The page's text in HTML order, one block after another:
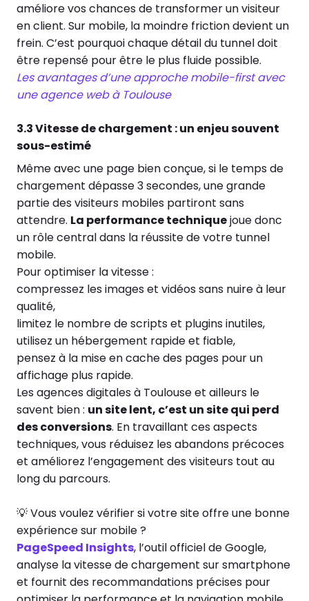
améliore vos chances de transformer un visiteur
en client. Sur mobile, la moindre friction devient un
frein. C’est pourquoi chaque détail du tunnel doit
être repensé pour être le plus fluide possible.
Les avantages d’une approche mobile-first avec
une agence web à Toulouse
3.3 Vitesse de chargement : un enjeu souvent
sous-estimé
Même avec une page bien conçue, si le temps de
chargement dépasse 3 secondes, une grande
partie des visiteurs mobiles partiront sans
attendre. La performance techniquejoue donc
un rôle central dans la réussite de votre tunnel
mobile.
Pour optimiser la vitesse :
compressez les images et vidéos sans nuire à leur
qualité,
limitez le nombre de scripts et plugins inutiles,
utilisez un hébergement rapide et fiable,
pensez à la mise en cache des pages pour un
affichage plus rapide.
Les agences digitales à Toulouse et ailleurs le
savent bien : un site lent, c’est un site qui perd
des conversions. En travaillant ces aspects
techniques, vous réduisez les abandons précoces
et améliorez l’engagement des visiteurs tout au
long du parcours.
💡 Vous voulez vérifier si votre site offre une bonne
expérience sur mobile ?
PageSpeed Insights, l’outil officiel de Google,
analyse la vitesse de chargement sur smartphone
et fournit des recommandations précises pour